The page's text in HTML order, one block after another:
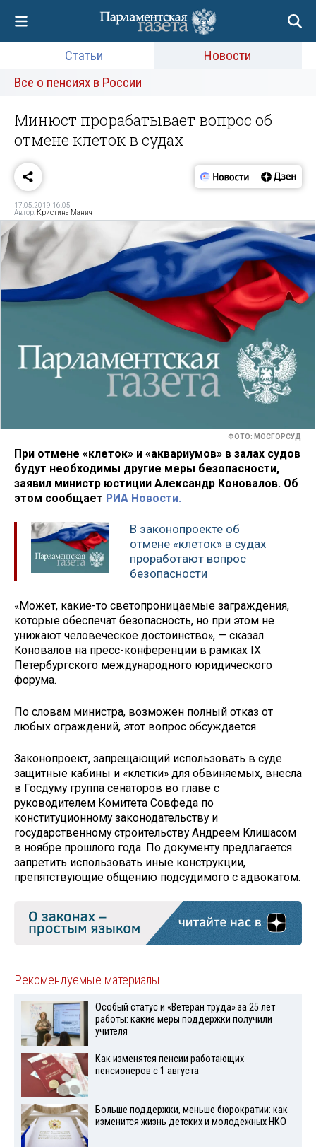
Статьи
Новости
Все о пенсиях в России
Минюст прорабатывает вопрос об
отмене клеток в судах
17.05.2019 16:05
Автор: Кристина Манич
ФОТО: МОСГОРСУД
При отмене «клеток» и «аквариумов» в залах судов
будут необходимы другие меры безопасности,
заявил министр юстиции Александр Коновалов. Об
этом сообщает РИА Новости.
В законопроекте об
отмене «клеток» в судах
проработают вопрос
безопасности
«Может, какие-то светопроницаемые заграждения,
которые обеспечат безопасность, но при этом не
унижают человеческое достоинство», — сказал
Коновалов на пресс-конференции в рамках IX
Петербургского международного юридического
форума.
По словам министра, возможен полный отказ от
любых ограждений, этот вопрос обсуждается.
Законопроект, запрещающий использовать в суде
защитные кабины и «клетки» для обвиняемых, внесла
в Госдуму группа сенаторов во главе с
руководителем Комитета Совфеда по
конституционному законодательству и
государственному строительству Андреем Клишасом
в ноябре прошлого года. По документу предлагается
запретить использовать иные конструкции,
препятствующие общению подсудимого с адвокатом.
Рекомендуемые материалы
Особый статус и «Ветеран труда» за 25 лет
работы: какие меры поддержки получили
учителя
Как изменятся пенсии работающих
пенсионеров с 1 августа
Больше поддержки, меньше бюрократии: как
изменится жизнь детских и молодежных НКО